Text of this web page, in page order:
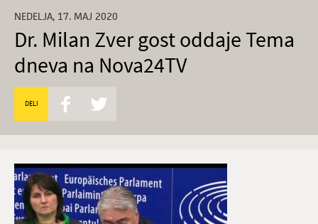
NEDELJA, 17. MAJ 2020
Dr. Milan Zver gost oddaje Tema
dneva na Nova24TV
DELI